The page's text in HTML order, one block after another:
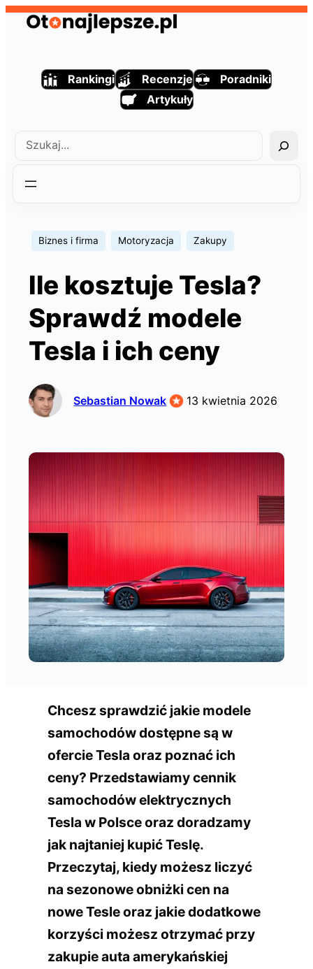
Przejdź
Rankingi Recenzje
Poradniki
Artykuły
Szukaj
Biznes i firma Motoryzacja Zakupy
Ile kosztuje Tesla?
Sprawdź modele
Tesla i ich ceny
Sebastian Nowak 13 kwietnia 2026
Chcesz sprawdzić jakie modele
samochodów dostępne są w
ofercie Tesla oraz poznać ich
ceny? Przedstawiamy cennik
samochodów elektrycznych
Tesla w Polsce oraz doradzamy
jak najtaniej kupić Teslę.
Przeczytaj, kiedy możesz liczyć
na sezonowe obniżki cen na
nowe Tesle oraz jakie dodatkowe
korzyści możesz otrzymać przy
zakupie auta amerykańskiej